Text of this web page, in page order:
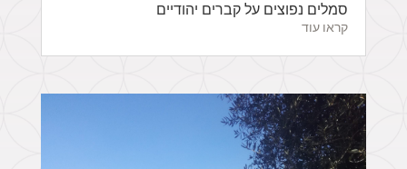
סמלים נפוצים על קברים יהודיים
קראו עוד